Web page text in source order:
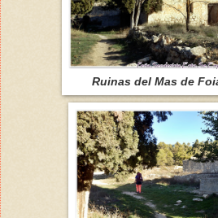
Ruinas del Mas de